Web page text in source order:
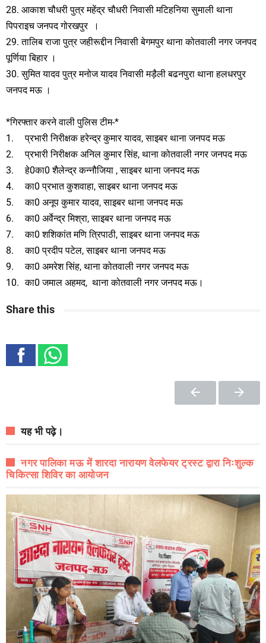
28. आकाश चौधरी पुत्र महेंद्र चौधरी निवासी मटिहनिया सुमाली थाना
पिपराइच जनपद गोरखपुर ।
29. तालिब राजा पुत्र जहीरूद्दीन निवासी बेगमपुर थाना कोतवाली नगर जनपद
पूर्णिया बिहार ।
30. सुमित यादव पुत्र मनोज यादव निवासी मड़ैली बढनपुरा थाना हलधरपुर
जनपद मऊ ।
*गिरफ्तार करने वाली पुलिस टीम-*
1.
प्रभारी निरीक्षक हरेन्द्र कुमार यादव, साइबर थाना जनपद मऊ
2.
प्रभारी निरीक्षक अनिल कुमार सिंह, थाना कोतवाली नगर जनपद मऊ
3.
हे0का0 शैलेन्द्र कन्नौजिया , साइबर थाना जनपद मऊ
4.
का0 प्रभात कुशवाहा, साइबर थाना जनपद मऊ
5.
का0 अनूप कुमार यादव, साइबर थाना जनपद मऊ
6.
का0 अर्वेन्द्र मिश्रा, साइबर थाना जनपद मऊ
7.
का0 शशिकांत मणि त्रिपाठी, साइबर थाना जनपद मऊ
8.
का0 प्रदीप पटेल, साइबर थाना जनपद मऊ
9.
का0 अमरेश सिंह, थाना कोतवाली नगर जनपद मऊ
10. का0 जमाल अहमद, थाना कोतवाली नगर जनपद मऊ।
Share this
यह भी पढ़े।
नगर पालिका मऊ में शारदा नारायण वेलफेयर ट्रस्ट द्वारा निःशुल्क
चिकित्सा शिविर का आयोजन